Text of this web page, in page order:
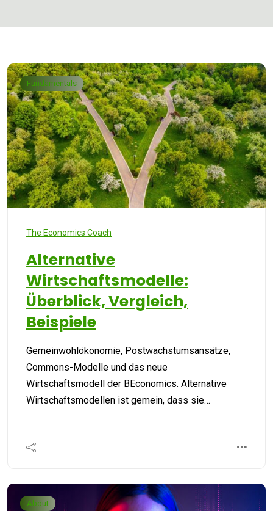
Fundamentals
The Economics Coach
Alternative
Wirtschaftsmodelle:
Überblick, Vergleich,
Beispiele
Gemeinwohlökonomie, Postwachstumsansätze,
Commons-Modelle und das neue
Wirtschaftsmodell der BEconomics. Alternative
Wirtschaftsmodellen ist gemein, dass sie…
About